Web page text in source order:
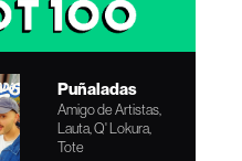
Puñaladas
Amigo de Artistas,
Lauta, Q' Lokura,
Tote